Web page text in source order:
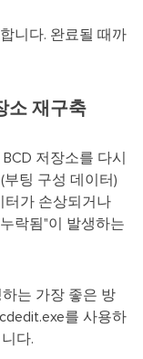
니다. 완료될 때까
소 재구축
저장소를 다시
부팅 구성 데이터)
터가 손상되거나
락됨"이 발생하는
는 가장 좋은 방
를 사용하
다.